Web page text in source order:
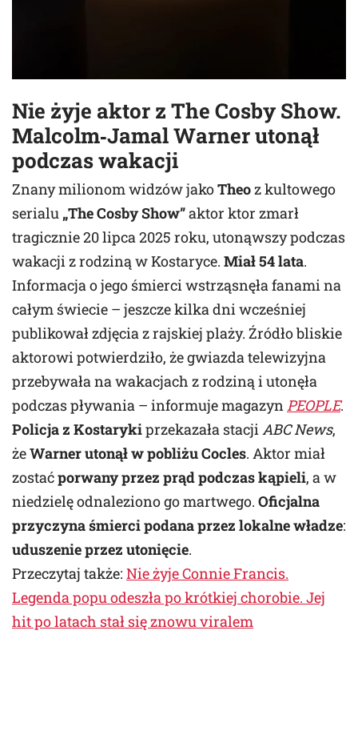
Nie żyje aktor z The Cosby Show.
Malcolm‑Jamal Warnerutonął
podczas wakacji
Znany milionom widzów jakoTheoz kultowego
serialu „The Cosby Show”aktor ktor zmarł
tragicznie 20 lipca 2025 roku, utonąwszy podczas
wakacji z rodziną w Kostaryce. Miał 54 lata.
Informacja o jego śmierci wstrząsnęła fanami na
całym świecie – jeszcze kilka dni wcześniej
publikował zdjęcia z rajskiej plaży. Źródło bliskie
aktorowi potwierdziło, że gwiazda telewizyjna
przebywała na wakacjach z rodziną i utonęła
podczas pływania – informuje magazyn PEOPLE.
Policja z Kostarykiprzekazała stacji ABC News,
żeWarner utonął w pobliżu Cocles. Aktor miał
zostaćporwany przez prąd podczas kąpieli, a w
niedzielę odnaleziono go martwego. Oficjalna
przyczyna śmierci podana przez lokalne władze:
uduszenie przez utonięcie.
Przeczytaj także: Nie żyje Connie Francis.
Legenda popu odeszła po krótkiej chorobie. Jej
hit po latach stał się znowu viralem